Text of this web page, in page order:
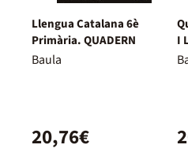
Llengua Catalana 6è
Primària. QUADERN
Baula
20,76€
I